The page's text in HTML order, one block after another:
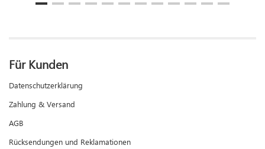
Für Kunden
Datenschutzerklärung
Zahlung & Versand
AGB
Rücksendungen und Reklamationen